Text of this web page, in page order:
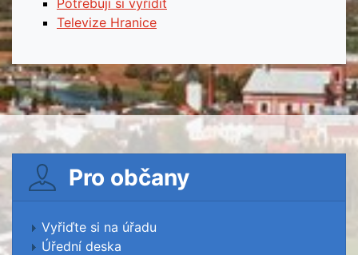
Potřebuji si vyřídit
Televize Hranice
Pro občany
Vyřiďte si na úřadu
Úřední deska